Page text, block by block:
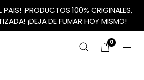
PAIS! ¡PRODUCTOS 100% ORIGINALES,
¡DEJA DE FUMAR HOY MISMO!
0